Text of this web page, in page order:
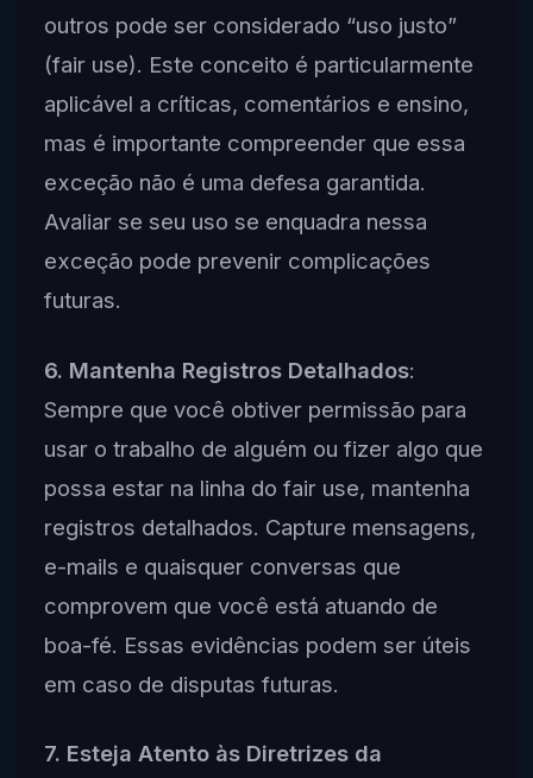
outros pode ser considerado “uso justo”
(fair use). Este conceito é particularmente
aplicável a críticas, comentários e ensino,
mas é importante compreender que essa
exceção não é uma defesa garantida.
Avaliar se seu uso se enquadra nessa
exceção pode prevenir complicações
futuras.
6. Mantenha Registros Detalhados:
Sempre que você obtiver permissão para
usar o trabalho de alguém ou fizer algo que
possa estar na linha do fair use, mantenha
registros detalhados. Capture mensagens,
e-mails e quaisquer conversas que
comprovem que você está atuando de
boa-fé. Essas evidências podem ser úteis
em caso de disputas futuras.
7. Esteja Atento às Diretrizes da